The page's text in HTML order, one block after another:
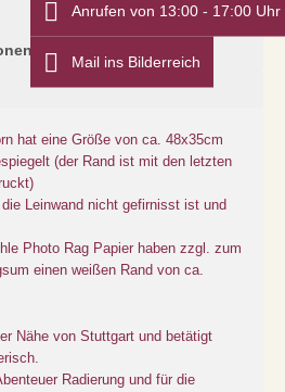
hat eine Größe von ca. 48x35cm
(der Rand ist mit den letzten
Leinwand nicht gefirnisst ist und
Photo Rag Papier haben zzgl. zum
einen weißen Rand von ca.
Nähe von Stuttgart und betätigt
Radierung und für die
Anrufen von 13:00 - 17:00 Uhr
Mail ins Bilderreich